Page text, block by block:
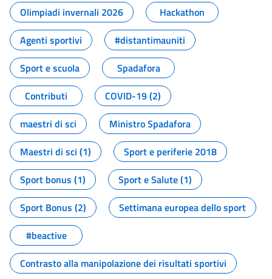
Olimpiadi invernali 2026
Hackathon
Agenti sportivi
#distantimauniti
Sport e scuola
Spadafora
Contributi
COVID-19 (2)
maestri di sci
Ministro Spadafora
Maestri di sci (1)
Sport e periferie 2018
Sport bonus (1)
Sport e Salute (1)
Sport Bonus (2)
Settimana europea dello sport
#beactive
Contrasto alla manipolazione dei risultati sportivi